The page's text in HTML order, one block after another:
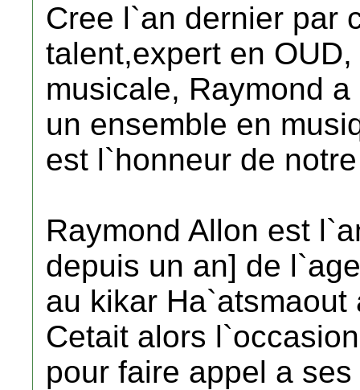
Cree l`an dernier par
talent,expert en
musicale, Raymond
un ensemble en
est l`honneur de
Raymond Allon est
depuis un an] de
au kikar Ha`atsmaout
Cetait alors
pour faire appel a